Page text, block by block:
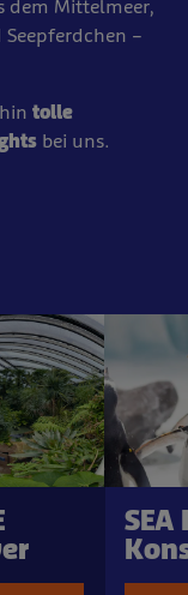
dem Mittelmeer,
Seepferdchen –
tolle
bei uns.
SEA